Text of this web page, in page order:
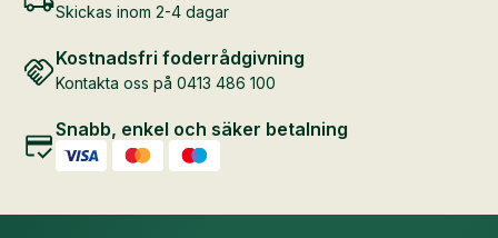
Skickas inom 2-4 dagar
Kostnadsfri foderrådgivning
Kontakta oss på 0413 486 100
Snabb, enkel och säker betalning